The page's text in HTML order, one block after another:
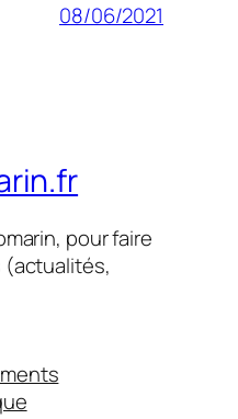
08/06/2021
pour faire
(actualités,